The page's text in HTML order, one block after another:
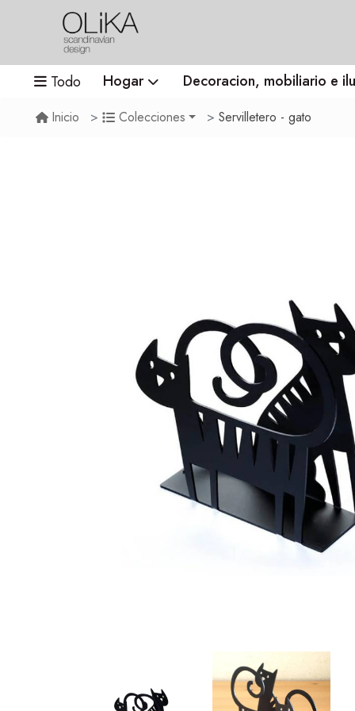
Todo Hogar Decoracion, mobiliario e
Inicio Colecciones Servilletero - gato